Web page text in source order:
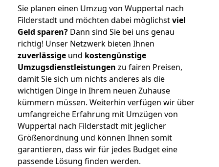
Sie planen einen Umzug von Wuppertal nach
Filderstadt und möchten dabei möglichstviel
Geld sparen? Dann sind Sie bei uns genau
richtig! Unser Netzwerk bieten Ihnen
zuverlässige und kostengünstige
Umzugsdienstleistungen zu fairen Preisen,
damit Sie sich um nichts anderes als die
wichtigen Dinge in Ihrem neuen Zuhause
kümmern müssen. Weiterhin verfügen wir über
umfangreiche Erfahrung mit Umzügen von
Wuppertal nach Filderstadt mit jeglicher
Größenordnung und können Ihnen somit
garantieren, dass wir für jedes Budget eine
passende Lösung finden werden.